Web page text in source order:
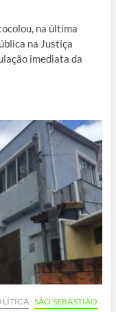
na última
na Justiça
imediata da
SÃO SEBASTIÃO